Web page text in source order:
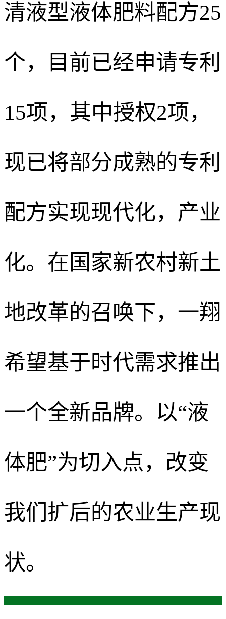
清液型液体肥料配方25
个，目前已经申请专利
15项，其中授权2项，
现已将部分成熟的专利
配方实现现代化，产业
化。在国家新农村新土
地改革的召唤下，一翔
希望基于时代需求推出
一个全新品牌。以“液
体肥”为切入点，改变
我们扩后的农业生产现
状。